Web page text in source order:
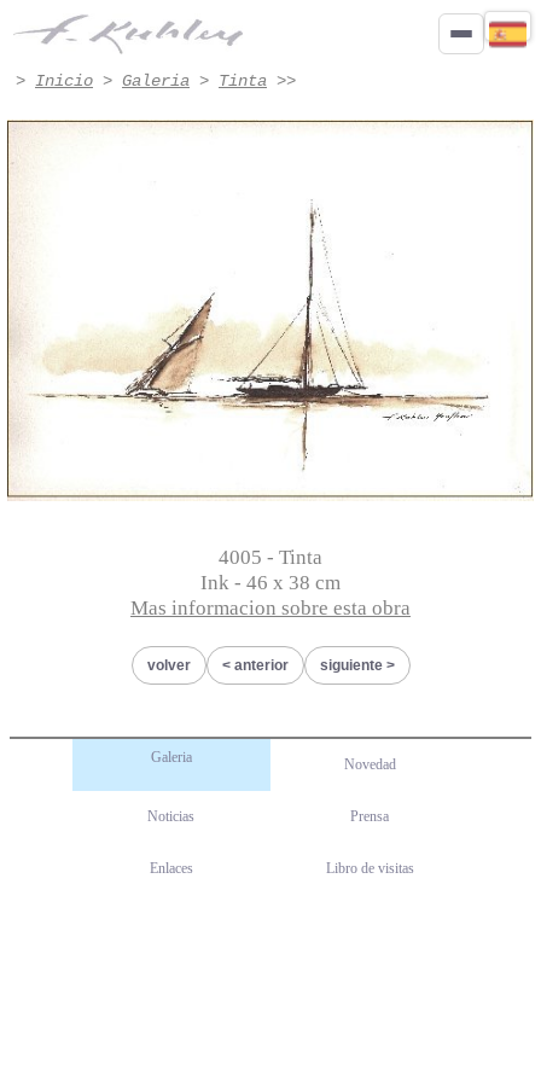
> Inicio > Galeria > Tinta >>
4005 - Tinta
Ink - 46 x 38 cm
Mas informacion sobre esta obra
volver anterior siguiente
Galeria Novedad
Noticias Prensa
Enlaces Libro de visitas